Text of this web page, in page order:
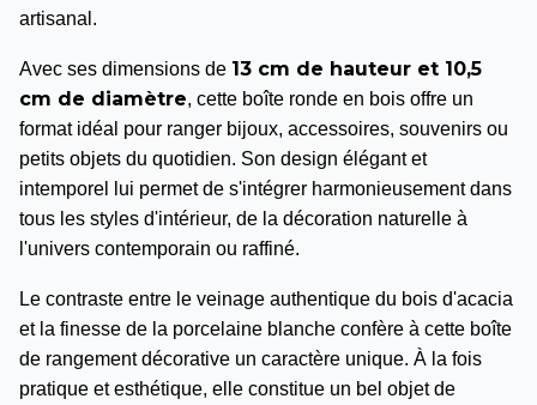
artisanal.
Avec ses dimensions de 13 cm de hauteur et 10,5
cm de diamètre, cette boîte ronde en bois offre un
format idéal pour ranger bijoux, accessoires, souvenirs ou
petits objets du quotidien. Son design élégant et
intemporel lui permet de s'intégrer harmonieusement dans
tous les styles d'intérieur, de la décoration naturelle à
l'univers contemporain ou raffiné.
Le contraste entre le veinage authentique du bois d'acacia
et la finesse de la porcelaine blanche confère à cette boîte
de rangement décorative un caractère unique. À la fois
pratique et esthétique, elle constitue un bel objet de